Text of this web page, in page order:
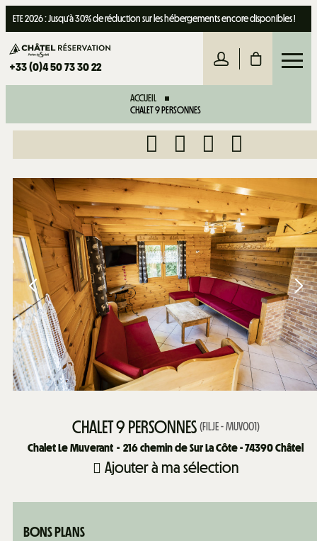
ETE 2026 : Jusqu'à 30% de réduction sur les hébergements encore disponibles !
+33 (0)4 50 73 30 22
ACCUEIL
CHALET 9 PERSONNES
CHALET 9 PERSONNES (FILJE - MUV001)
Chalet Le Muverant
216chemin de Sur La Côte - 74390 Châtel
Ajouter à ma sélection
BONS PLANS